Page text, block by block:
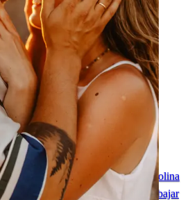
Karolina Chapko - Vibe Urbano
urbano en Las Américas con Karolina
me mostró por qué me encanta trabajar